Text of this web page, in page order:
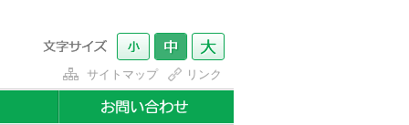
サイトマップ リンク